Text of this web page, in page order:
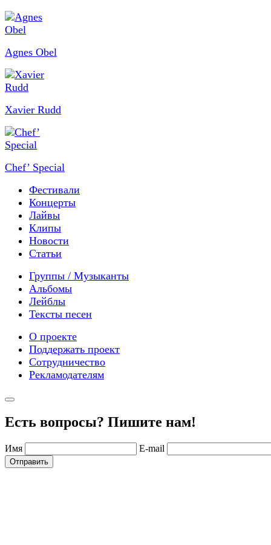
Agnes Obel
Xavier Rudd
Chef’ Special
Фестивали
Концерты
Лайвы
Клипы
Новости
Статьи
Группы / Музыканты
Альбомы
Лейблы
Тексты песен
О проекте
Поддержать проект
Сотрудничество
Рекламодателям
Есть вопросы? Пишите нам!
Имя E-mail